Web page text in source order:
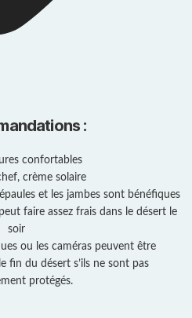
:
confortables
crème solaire
et les jambes sont bénéfiques
faire assez frais dans le désert le
soir
ou les caméras peuvent être
fin du désert s’ils ne sont pas
protégés.